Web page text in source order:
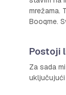
mrežama.
Booqme.
Postoji
Za sada